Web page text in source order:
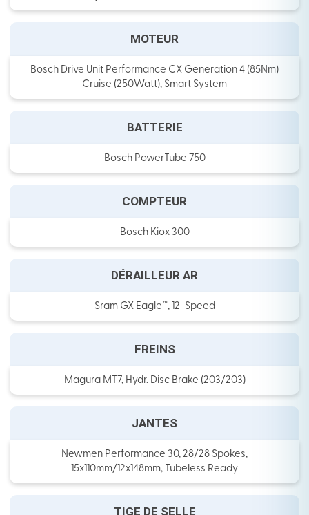
MOTEUR
Bosch Drive Unit Performance CX Generation 4 (85Nm)
Cruise (250Watt), Smart System
BATTERIE
Bosch PowerTube 750
COMPTEUR
Bosch Kiox 300
DÉRAILLEUR AR
Sram GX Eagle™, 12-Speed
FREINS
Magura MT7, Hydr. Disc Brake (203/203)
JANTES
Newmen Performance 30, 28/28 Spokes,
15x110mm/12x148mm, Tubeless Ready
TIGE DE SELLE